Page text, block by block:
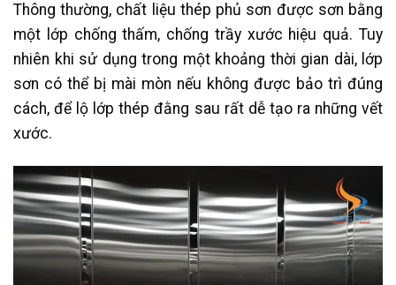
Thông thường, chất liệu thép phủ sơn được sơn bằng
một lớp chống thấm, chống trầy xước hiệu quả. Tuy
nhiên khi sử dụng trong một khoảng thời gian dài, lớp
sơn có thể bị mài mòn nếu không được bảo trì đúng
cách, để lộ lớp thép đằng sau rất dễ tạo ra những vết
xước.